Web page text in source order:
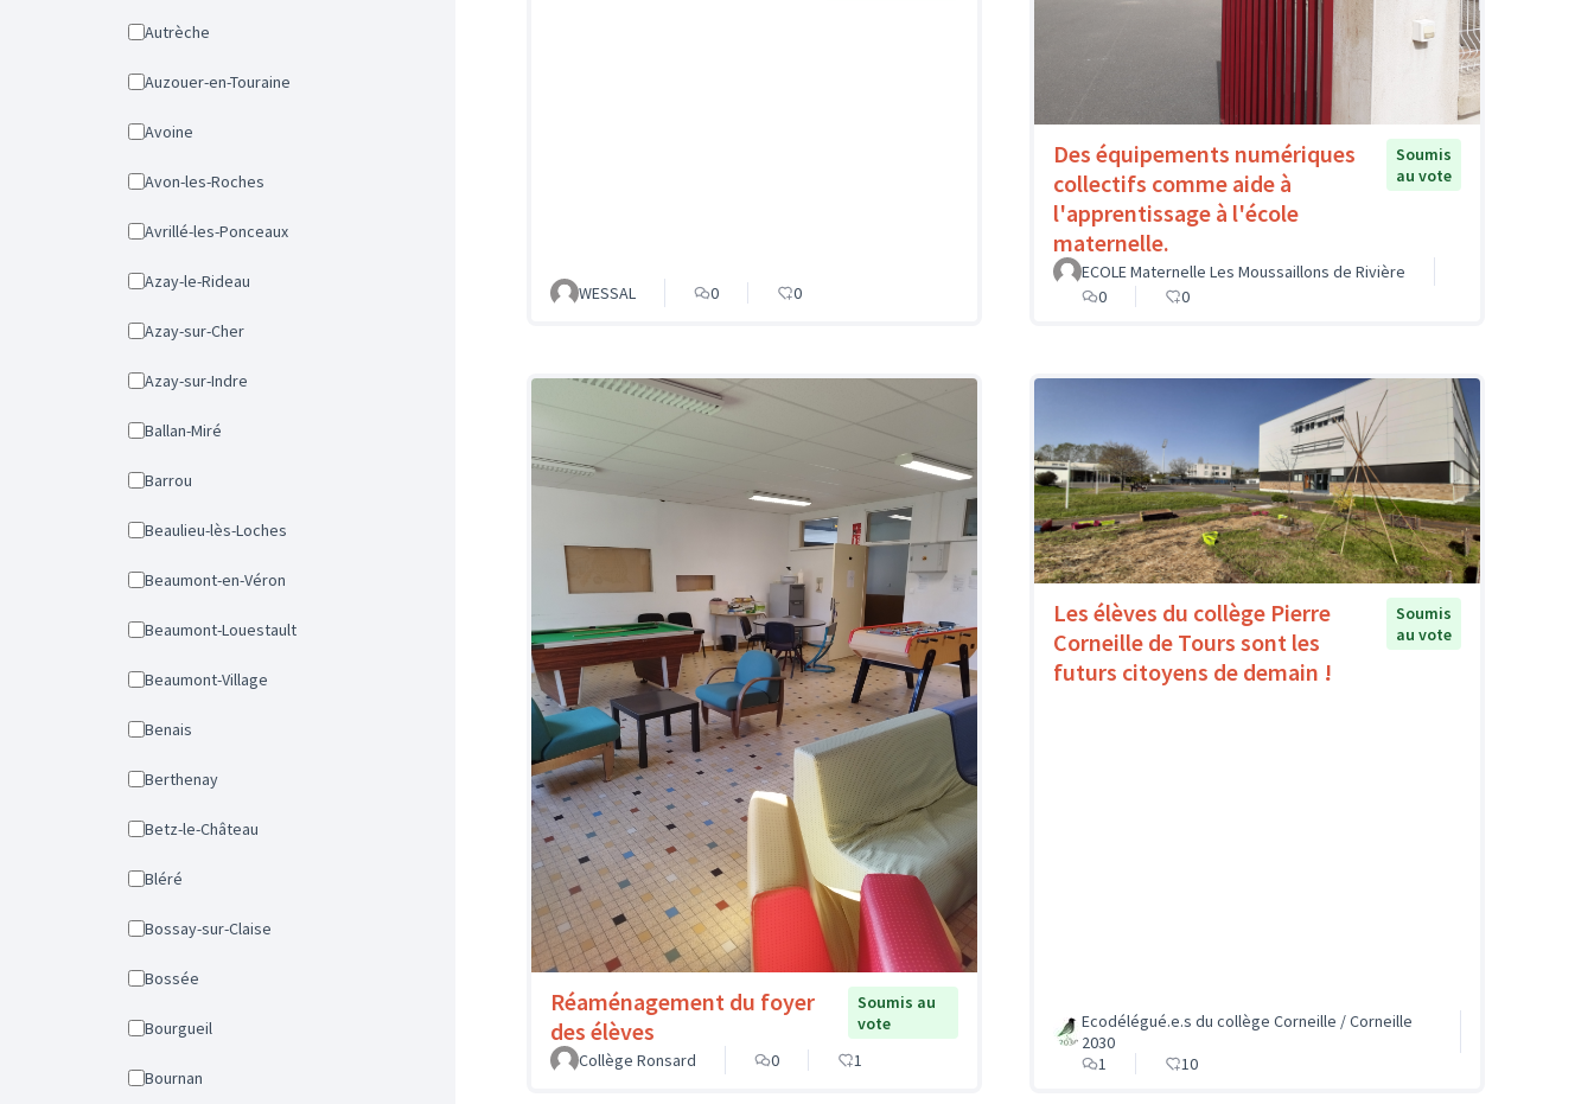
Autrèche
Auzouer-en-Touraine
Avoine
Avon-les-Roches
Avrillé-les-Ponceaux
Azay-le-Rideau
Azay-sur-Cher
Azay-sur-Indre
Ballan-Miré
Barrou
Beaulieu-lès-Loches
Beaumont-en-Véron
Beaumont-Louestault
Beaumont-Village
Benais
Berthenay
Betz-le-Château
Bléré
Bossay-sur-Claise
Bossée
Bourgueil
Bournan
WESSAL 0 0
Des équipements numériques
collectifs comme aide à
l'apprentissage à l'école
maternelle.
Soumis
au vote
ECOLE Maternelle Les Moussaillons de Rivière
0
0
Réaménagement du foyer
des élèves
Soumis au
vote
Collège Ronsard
0 1
Les élèves du collège Pierre
Corneille de Tours sont les
futurs citoyens de demain !
Soumis
au vote
Ecodélégué.e.s du collège Corneille / Corneille
2030
1
10